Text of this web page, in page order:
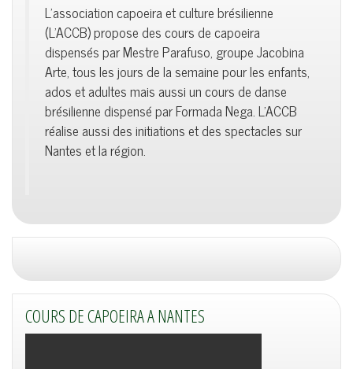
L'association capoeira et culture brésilienne
(L'ACCB) propose des cours de capoeira
dispensés par Mestre Parafuso, groupe Jacobina
Arte, tous les jours de la semaine pour les enfants,
ados et adultes mais aussi un cours de danse
brésilienne dispensé par Formada Nega. L'ACCB
réalise aussi des initiations et des spectacles sur
Nantes et la région.
COURS DE CAPOEIRA A NANTES